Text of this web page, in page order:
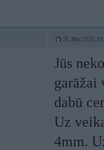
26. May 2025,
Jūs
garāžai
dabū
Uz
4mm.